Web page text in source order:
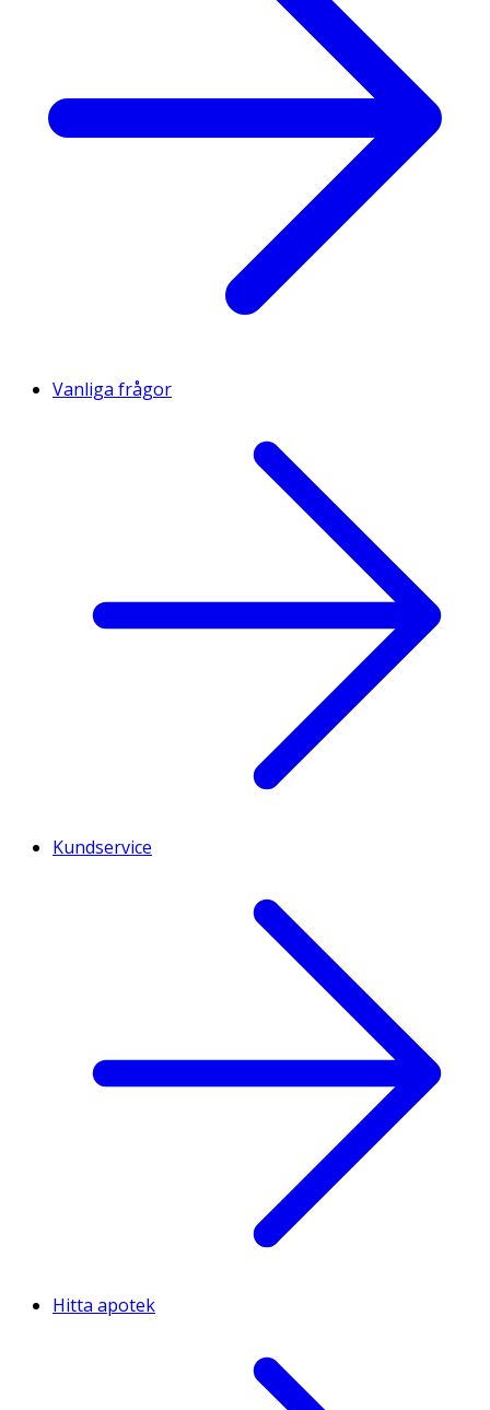
Vanliga frågor
Kundservice
Hitta apotek